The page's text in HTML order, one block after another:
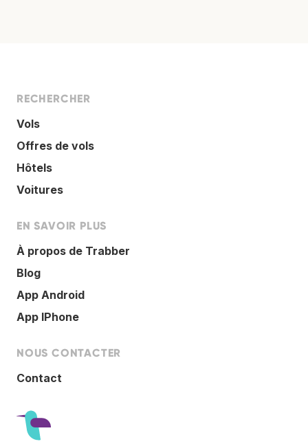
RECHERCHER
Vols
Offres de vols
Hôtels
Voitures
EN SAVOIR PLUS
À propos de Trabber
Blog
App Android
App IPhone
NOUS CONTACTER
Contact